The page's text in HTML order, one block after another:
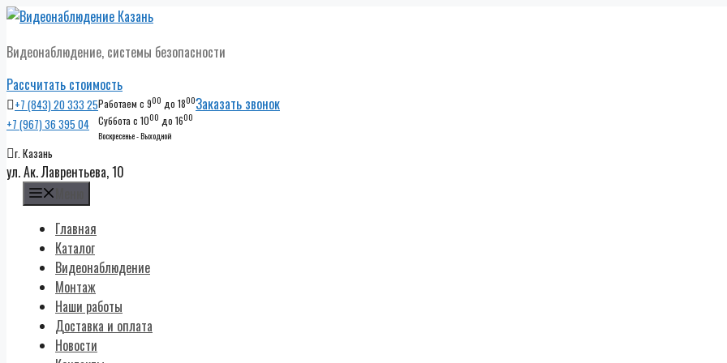
Перейти
содержимому
Видеонаблюдение, системы безопасности
Рассчитать стоимость
+7 (843) 20 333 25
+7 (967) 36 395 04
Работаем с 900 до 1800
Суббота с 1000 до 1600
Воскресенье - Выходной
Заказать звонок
г. Казань
ул. Ак. Лаврентьева, 10
Главная
Каталог
Видеонаблюдение
Монтаж
Наши работы
Доставка и оплата
Новости